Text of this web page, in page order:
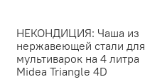
НЕКОНДИЦИЯ: Чаша из
нержавеющей стали для
мультиварок на 4 литра
Midea Triangle 4D